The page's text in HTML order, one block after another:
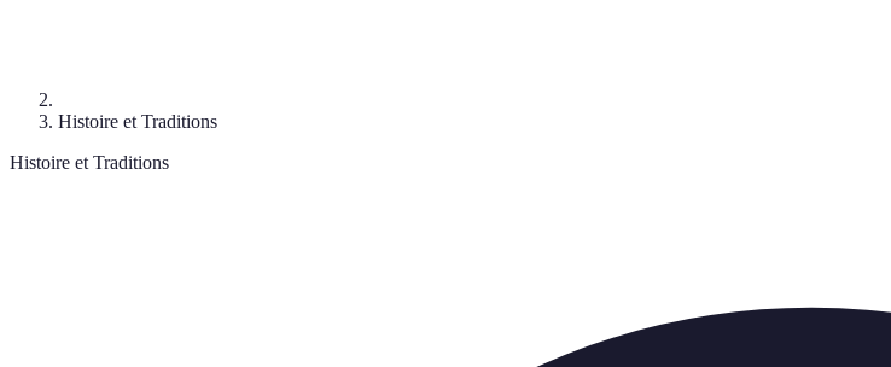
Histoire et Traditions
Histoire et Traditions